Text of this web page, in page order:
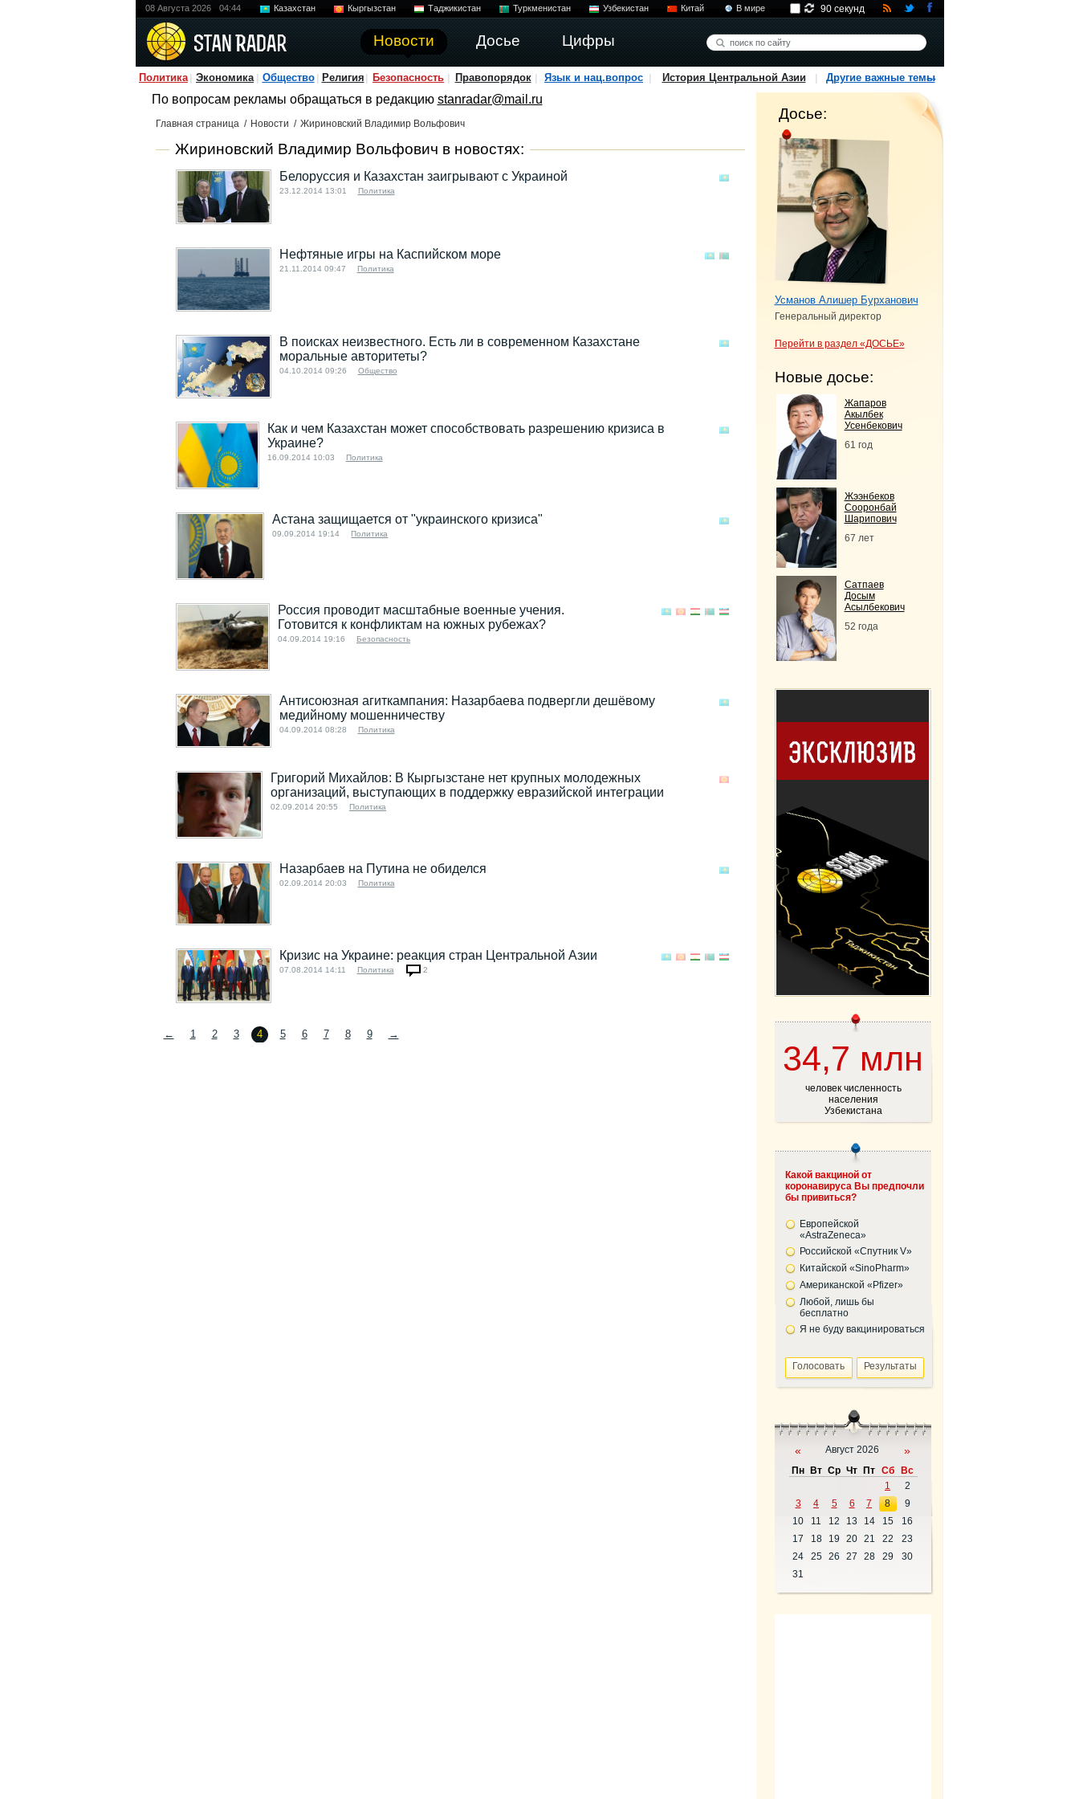
08 Августа 2026 04:44 Казахстан Кыргызстан Таджикистан Туркменистан Узбекистан Китай В мире
Новости Досье Цифры
90 секунд
Политика Экономика Общество Религия Безопасность Правопорядок Язык и нац.вопрос История Центральной Азии Другие важные темы
По вопросам рекламы обращаться в редакцию stanradar@mail.ru
Главная страница / Новости / Жириновский Владимир Вольфович
Жириновский Владимир Вольфович в новостях:
Белоруссия и Казахстан заигрывают с Украиной
23.12.2014 13:01 Политика
Нефтяные игры на Каспийском море
21.11.2014 09:47 Политика
В поисках неизвестного. Есть ли в современном Казахстане
моральные авторитеты?
04.10.2014 09:26 Общество
Как и чем Казахстан может способствовать разрешению кризиса в
Украине?
16.09.2014 10:03 Политика
Астана защищается от "украинского кризиса"
09.09.2014 19:14 Политика
Россия проводит масштабные военные учения.
Готовится к конфликтам на южных рубежах?
04.09.2014 19:16 Безопасность
Антисоюзная агиткампания: Назарбаева подвергли дешёвому
медийному мошенничеству
04.09.2014 08:28 Политика
Григорий Михайлов: В Кыргызстане нет крупных молодежных
организаций, выступающих в поддержку евразийской интеграции
02.09.2014 20:55 Политика
Назарбаев на Путина не обиделся
02.09.2014 20:03 Политика
Кризис на Украине: реакция стран Центральной Азии
07.08.2014 14:11 Политика 2
← 1 2 3 4 5 6 7 8 9 →
Досье:
Усманов Алишер Бурханович
Генеральный директор
Перейти в раздел «ДОСЬЕ»
Новые досье:
Жапаров
Акылбек
Усенбекович
61 год
Жээнбеков
Сооронбай
Шарипович
67 лет
Сатпаев
Досым
Асылбекович
52 года
34,7 млн
человек численность
населения
Узбекистана
Какой вакциной от
коронавируса Вы предпочли
бы привиться?
Европейской
«AstraZeneca»
Российской «Спутник V»
Китайской «SinoPharm»
Американской «Pfizer»
Любой, лишь бы
бесплатно
Я не буду вакцинироваться
« Август 2026 »
Пн Вт Ср Чт Пт Сб
Вс
1
2
3
4 5 6 7 8
9
10
11 12 13 14 15
16
17
18 19 20 21 22
23
24
25 26 27 28 29
30
31